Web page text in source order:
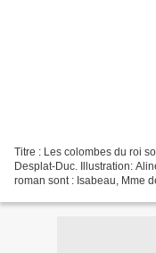
Titre : Les colombes du roi
Desplat-Duc. Illustration:
roman sont : Isabeau, Mme